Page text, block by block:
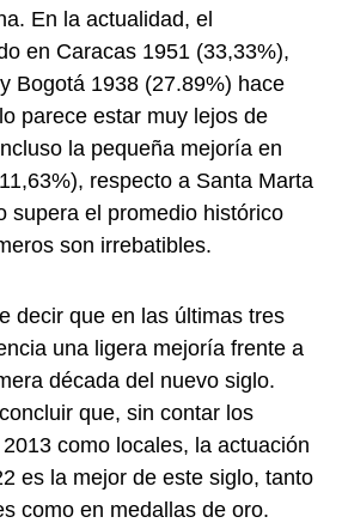
En la actualidad, el
en Caracas 1951 (33,33%),
Bogotá 1938 (27.89%) hace
parece estar muy lejos de
la pequeña mejoría en
respecto a Santa Marta
supera el promedio histórico
son irrebatibles.
decir que en las últimas tres
una ligera mejoría frente a
década del nuevo siglo.
que, sin contar los
como locales, la actuación
es la mejor de este siglo, tanto
como en medallas de oro.